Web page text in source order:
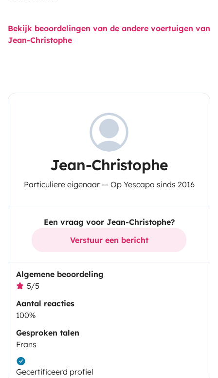
Bekijk beoordelingen van de andere voertuigen van
Jean-Christophe
Jean-Christophe
Particuliere eigenaar — Op Yescapa sinds 2016
Een vraag voor Jean-Christophe?
Verstuur een bericht
Algemene beoordeling
5/5
Aantal reacties
100%
Gesproken talen
Frans
Gecertificeerd profiel